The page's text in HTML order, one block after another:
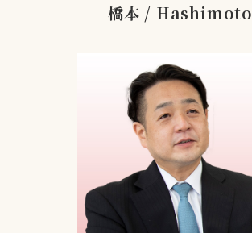
橋本 / Hashimoto